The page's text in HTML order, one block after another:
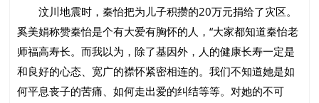
汶川地震时，秦怡把为儿子积攒的20万元捐给了灾区。
奚美娟称赞秦怡是个有大爱有胸怀的人，“大家都知道秦怡老
师福高寿长。而我以为，除了基因外，人的健康长寿一定是
和良好的心态、宽广的襟怀紧密相连的。我们不知道她是如
何平息丧子的苦痛、如何走出爱的纠结等等。对她的不可